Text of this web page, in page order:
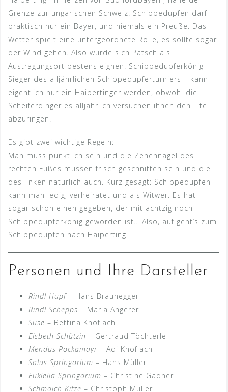
Grenze zur ungarischen Schweiz. Schippedupfen darf
praktisch nur ein Bayer, und niemals ein Preuße. Das
Wetter spielt eine untergeordnete Rolle, es sollte sogar
der Wind gehen. Also würde sich Patsch als
Austragungsort bestens eignen. Schippedupferkönig –
Sieger des alljährlichen Schippedupferturniers – kann
eigentlich nur ein Haipertinger werden, obwohl die
Scheiferdinger es alljährlich versuchen ihnen den Titel
abzuringen.
Es gibt zwei wichtige Regeln:
Man muss pünktlich sein und die Zehennägel des
rechten Fußes müssen frisch geschnitten sein und die
des linken natürlich auch. Kurz gesagt: Schippedupfen
kann man ledig, verheiratet und als Witwer. Es hat
sogar schon einen gegeben, der mit achtzig noch
Schippedupferkönig geworden ist… Also, auf geht’s zum
Schippedupfen nach Haiperting.
Personen und Ihre Darsteller
Rindl Hupf– Hans Braunegger
Rindl Schepps – Maria Angerer
Suse – Bettina Knoflach
Elsbeth Schützin – Gertraud Töchterle
Mendus Pockamayr – Adi Knoflach
Salus Springorium – Hans Müller
Euklelia Springorium – Christine Gadner
Schmoich Kitze – Christoph Müller